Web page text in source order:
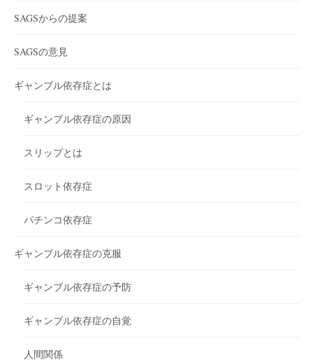
SAGSからの提案
SAGSの意見
ギャンブル依存症とは
ギャンブル依存症の原因
スリップとは
スロット依存症
パチンコ依存症
ギャンブル依存症の克服
ギャンブル依存症の予防
ギャンブル依存症の自覚
人間関係